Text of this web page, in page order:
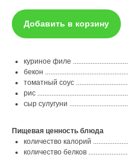
Добавить в корзину
куриное филе
бекон
томатный соус
рис
сыр сулугуни
Пищевая ценность блюда
количество калорий
количество белков